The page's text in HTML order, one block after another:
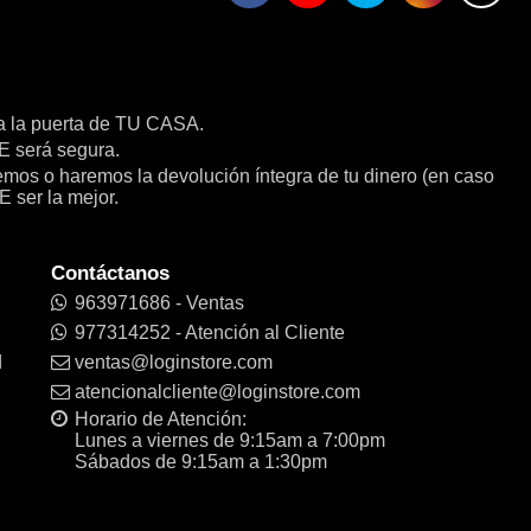
la puerta de TU CASA.
será segura.
o haremos la devolución íntegra de tu dinero (en caso
ser la mejor.
Contáctanos
963971686 - Ventas
977314252 - Atención al Cliente
ventas@loginstore.com
atencionalcliente@loginstore.com
Horario de Atención:
Lunes a viernes de 9:15am a 7:00pm
Sábados de 9:15am a 1:30pm